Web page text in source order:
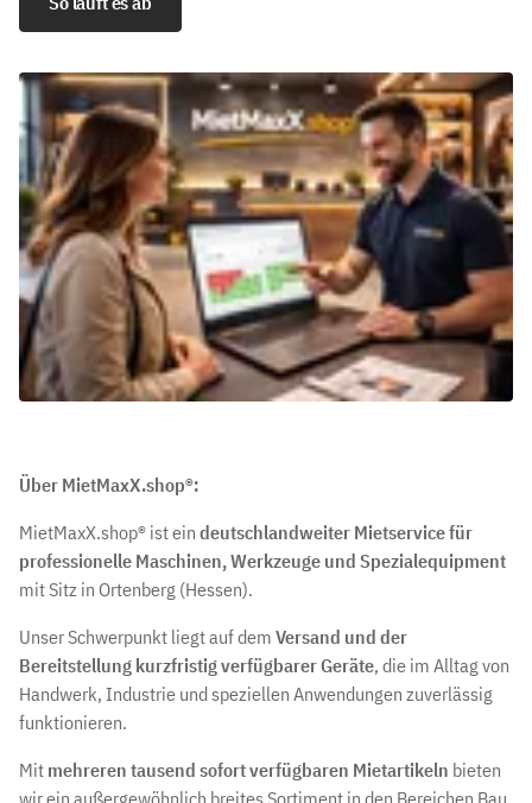
Über MietMaxX.shop®:
MietMaxX.shop® ist ein deutschlandweiter Mietservice für
professionelle Maschinen, Werkzeuge und Spezialequipment
mit Sitz in Ortenberg (Hessen).
Unser Schwerpunkt liegt auf dem Versand und der
Bereitstellung kurzfristig verfügbarer Geräte, die im Alltag von
Handwerk, Industrie und speziellen Anwendungen zuverlässig
funktionieren.
Mit mehreren tausend sofort verfügbaren Mietartikeln bieten